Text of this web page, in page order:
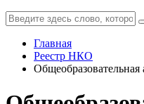
Главная
Реестр НКО
Общеобразовательная